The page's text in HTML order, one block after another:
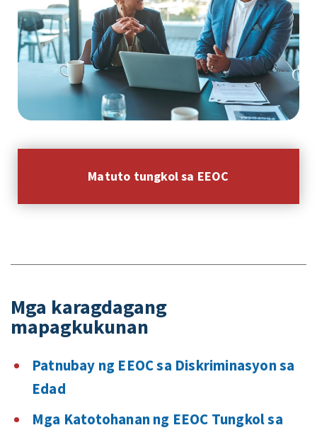
Matuto tungkol sa EEOC
Mga karagdagang
mapagkukunan
Patnubay ng EEOC sa Diskriminasyon sa
Edad
Mga Katotohanan ng EEOC Tungkol sa